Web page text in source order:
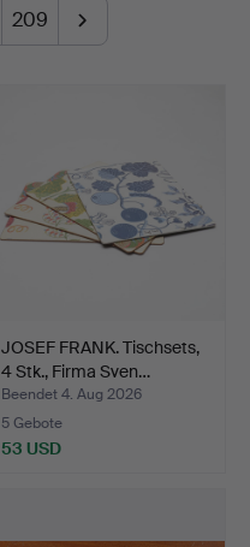
209
JOSEF FRANK. Tischsets,
4 Stk., Firma Sven…
Beendet 4. Aug 2026
5 Gebote
53 USD